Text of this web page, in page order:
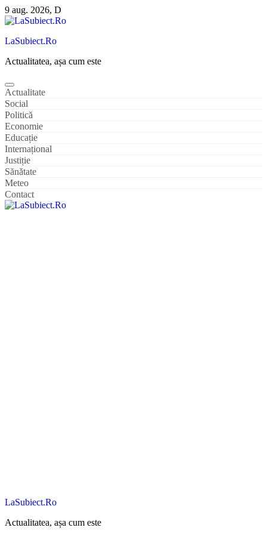
Sari
la
9 aug. 2026, D
LaSubiect.Ro
Actualitatea, așa cum este
Actualitate
Social
Politică
Economie
Educație
Internațional
Justiție
Sănătate
Meteo
Contact
LaSubiect.Ro
Actualitatea, așa cum este